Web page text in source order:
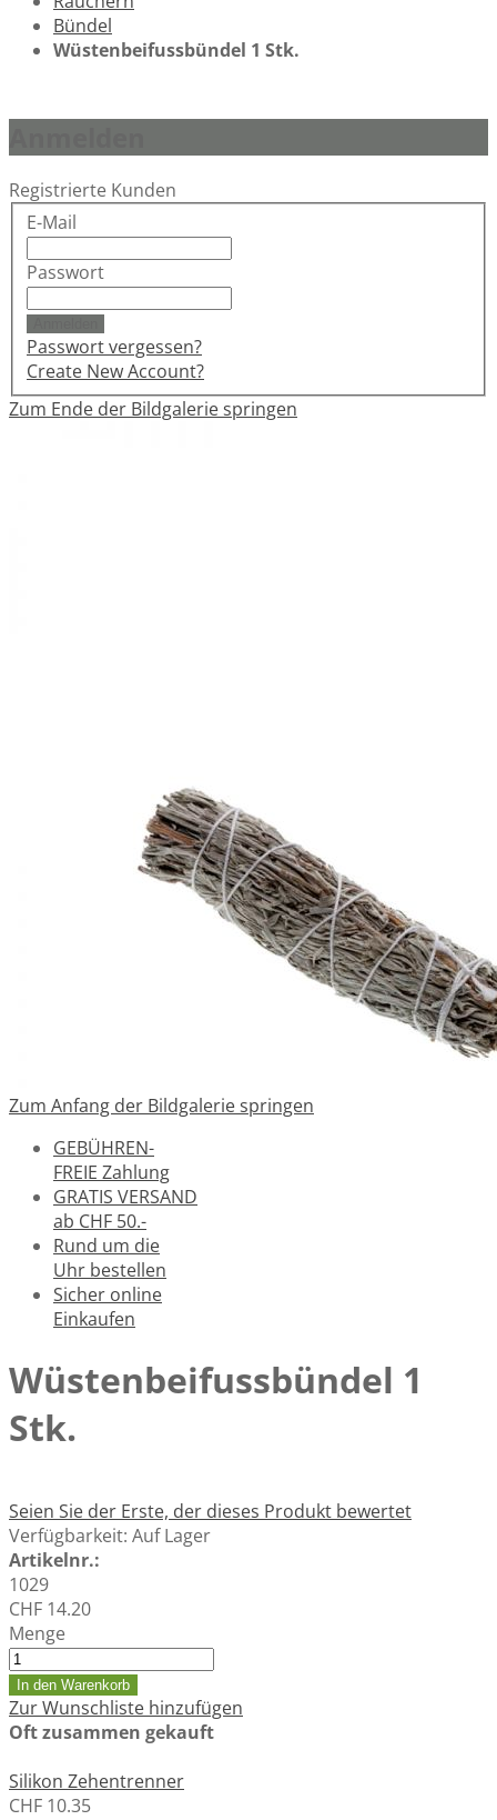
Bündel
Wüstenbeifussbündel 1 Stk.
Registrierte Kunden
E-Mail
Passwort
Passwort vergessen?
Create New Account?
Zum Ende der Bildgalerie springen
Zum Anfang der Bildgalerie springen
GEBÜHREN-
FREIE Zahlung
GRATIS VERSAND
ab CHF 50.-
Rund um die
Uhr bestellen
Sicher online
Einkaufen
Wüstenbeifussbündel 1
Stk.
Seien Sie der Erste, der dieses Produkt bewertet
Verfügbarkeit: Auf Lager
Artikelnr.:
1029
CHF 14.20
Menge
In den Warenkorb
Zur Wunschliste hinzufügen
Oft zusammen gekauft
Silikon Zehentrenner
CHF 10.35